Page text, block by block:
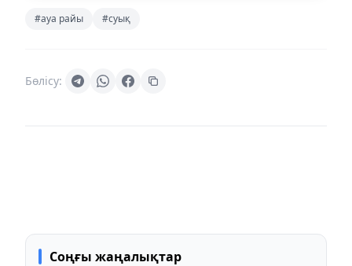
#ауа райы #суық
Бөлісу:
Соңғы жаңалықтар